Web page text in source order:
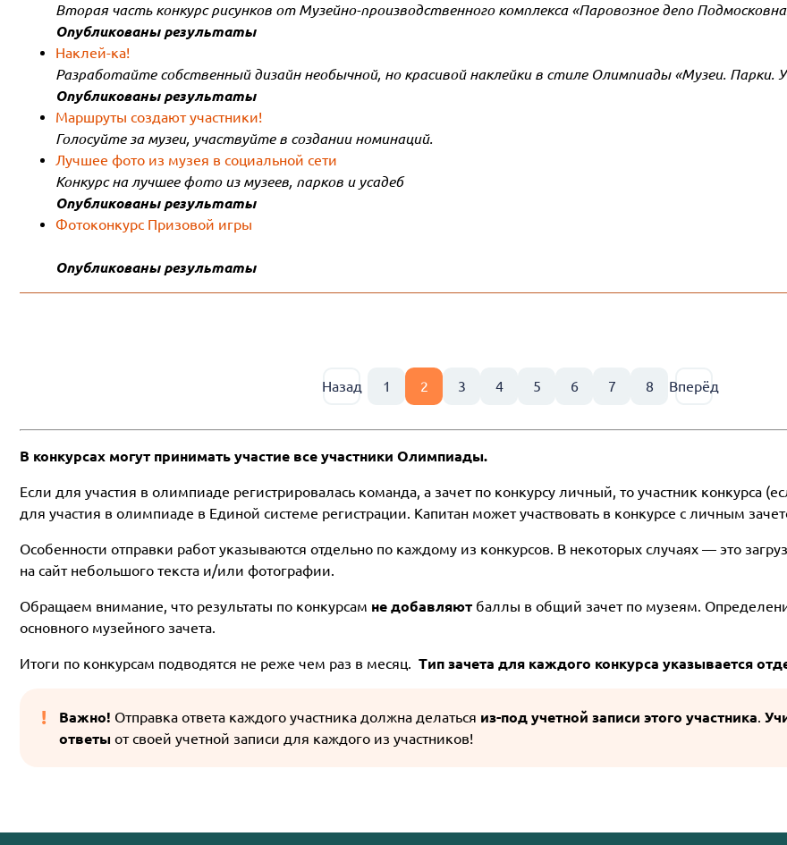
Вторая часть конкурс рисунков от Музейно-производственного комплекса «Паровозное депо
Опубликованы результаты
Наклей-ка!
Разработайте собственный дизайн необычной, но красивой наклейки в стиле Олимпиады «Музеи. Парки.
Опубликованы результаты
Маршруты создают участники!
Голосуйте за музеи, участвуйте в создании номинаций.
Лучшее фото из музея в социальной сети
Конкурс на лучшее фото из музеев, парков и усадеб
Опубликованы результаты
Фотоконкурс Призовой игры
Опубликованы результаты
Назад 1 2 3 4 5 6 7 8 Вперёд
В конкурсах могут принимать участие все участники Олимпиады.
Если для участия в олимпиаде регистрировалась команда, а зачет по конкурсу личный, то участник конкурса
для участия в олимпиаде в Единой системе регистрации. Капитан может участвовать в конкурсе с личным
Особенности отправки работ указываются отдельно по каждому из конкурсов. В некоторых случаях — это
на сайт небольшого текста и/или фотографии.
Обращаем внимание, что результаты по конкурсам не добавляют баллы в общий зачет по музеям.
основного музейного зачета.
Итоги по конкурсам подводятся не реже чем раз в месяц. Тип зачета для каждого конкурса указывается
Важно! Отправка ответа каждого участника должна делаться из-под учетной записи этого участника
ответы от своей учетной записи для каждого из участников!